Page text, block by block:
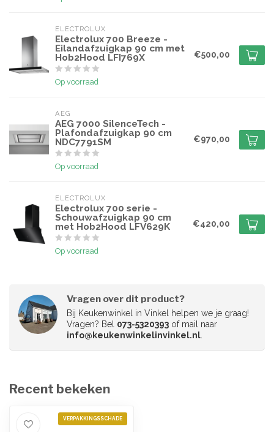
ELECTROLUX
Electrolux 700 Breeze -
Eilandafzuigkap 90 cm met
Hob2Hood LFI769X
Op voorraad
€500,00
AEG
AEG 7000 SilenceTech -
Plafondafzuigkap 90 cm
NDC7791SM
Op voorraad
€970,00
ELECTROLUX
Electrolux 700 serie -
Schouwafzuigkap 90 cm
met Hob2Hood LFV629K
Op voorraad
€420,00
Vragen over dit product?
Bij Keukenwinkel in Vinkel helpen we je graag!
Vragen? Bel 073-5320393 of mail naar
info@keukenwinkelinvinkel.nl.
Recent bekeken
VERPAKKINGSSCHADE